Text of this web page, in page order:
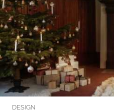
DESIGN